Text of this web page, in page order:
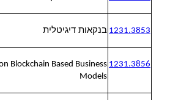
1231.3853 בנקאות דיגיטלית
1231.3856
Blockchain Based Business
Models